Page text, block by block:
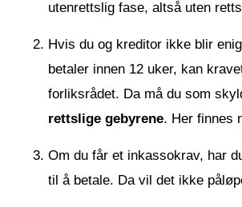
utenrettslig fase, altså uten
Hvis du og kreditor ikke blir
betaler innen 12 uker, kan
forliksrådet. Da må du som
rettslige gebyrene. Her finnes
Om du får et inkassokrav, har
til å betale. Da vil det ikke